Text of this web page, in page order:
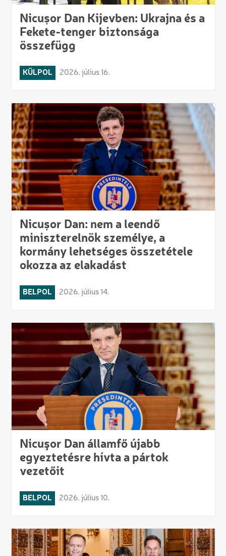
Nicușor Dan Kijevben: Ukrajna és a
Fekete-tenger biztonsága
összefügg
KÜLPOL 2026. július 16.
Nicușor Dan: nem a leendő
miniszterelnök személye, a
kormány lehetséges összetétele
okozza az elakadást
BELPOL 2026. július 14.
Nicuşor Dan államfő újabb
egyeztetésre hívta a pártok
vezetőit
BELPOL 2026. július 10.